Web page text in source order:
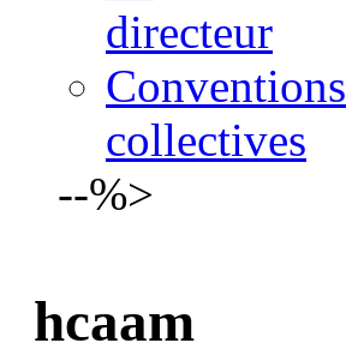
directeur
Conventions
collectives
--%>
hcaam